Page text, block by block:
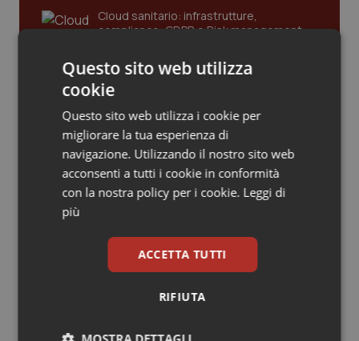
Piemonte
Provincia Autonoma di Trento
Puglia
Sardegna
Sicilia
HIV
Ipertensione & Scompenso
Malattie rare
Malattia di Crohn & Rettocolite Ulcerosa
Neuroscienze & patologie neurodegenerative
Cloud sanitario: infrastrutture,
compliance, GDPR e Risk management
Gestione dell'Ipertensione resistente:
dalle Linee Guida alle terapie innovative
Leadership Infermieristica 2026: nuovi
modelli di responsabilità e autonomia
Leadership Medica 2026: guidare team
clinici ad alte prestazioni
Questo sito web utilizza
cookie
Questo sito web utilizza i cookie per
migliorare la tua esperienza di
navigazione. Utilizzando il nostro sito web
acconsenti a tutti i cookie in conformità
con la nostra policy per i cookie. Leggi di
più
ACCETTA TUTTI
RIFIUTA